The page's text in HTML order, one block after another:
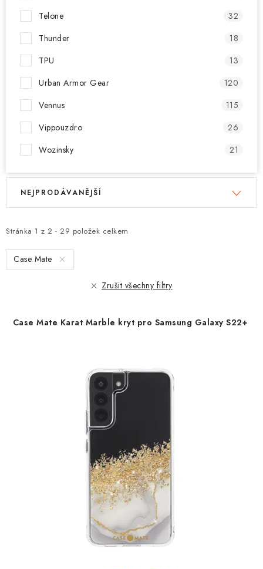
Telone
32
Thunder
18
TPU
13
Urban Armor Gear
120
Vennus
115
Vippouzdro
26
Wozinsky
21
V
i
s
p
d
Stránka 1 z 2 - 29 položek celkem
Ř
e
n
í
o
NEJPRODÁVANĚJŠÍ
Case Mate
Zrušit všechny filtry
Case Mate Karat Marble kryt pro Samsung Galaxy S22+